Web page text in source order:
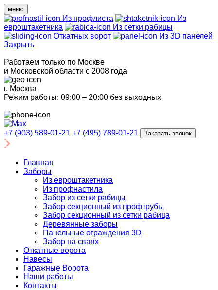
меню
Из профлиста
Из
евроштакетника
Из сетки рабицы
Откатных ворот
Из 3D панелей
Закрыть
Работаем только по Москве
и Московской области с 2008 года
г. Москва
Режим работы: 09:00 – 20:00 без выходных
+7 (903) 589-01-21 +7 (495) 789-01-21 Заказать звонок
Главная
Заборы
Из евроштакетника
Из профнастила
Забор из сетки рабицы
Забор секционный из профтрубы
Забор секционный из сетки рабица
Деревянные заборы
Панельные ограждения 3D
Забор на сваях
Откатные ворота
Навесы
Гаражные Ворота
Наши работы
Контакты